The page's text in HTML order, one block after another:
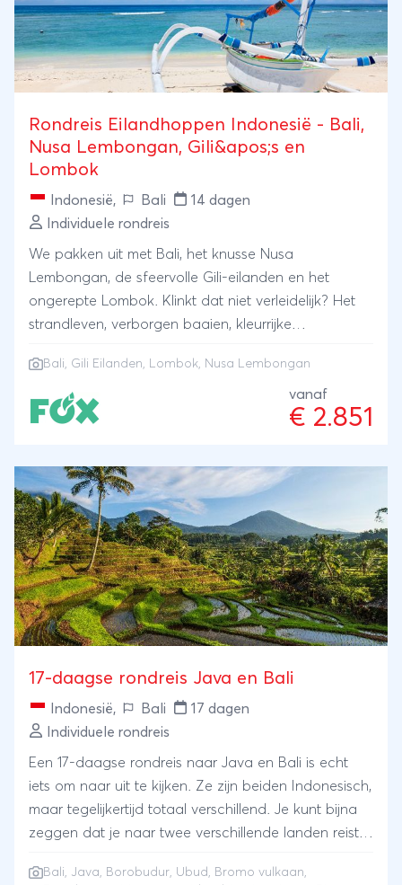
Rondreis Eilandhoppen Indonesië - Bali,
Nusa Lembongan, Gili&apos;s en
Lombok
Indonesië, Bali
14 dagen
Individuele rondreis
We pakken uit met Bali, het knusse Nusa
Lembongan, de sfeervolle Gili-eilanden en het
ongerepte Lombok. Klinkt dat niet verleidelijk? Het
strandleven, verborgen baaien, kleurrijke
wachten op je. Naast afwisselende excursies zoals
een snorkeltrip en boottocht is er voldoende vrije
tijd.
Bali, Gili Eilanden, Lombok, Nusa Lembongan
vanaf
€ 2.851
17-daagse rondreis Java en Bali
Indonesië, Bali
17 dagen
Individuele rondreis
Een 17-daagse rondreis naar Java en Bali is echt
iets om naar uit te kijken. Ze zijn beiden Indonesisch,
maar tegelijkertijd totaal verschillend. Je kunt bijna
zeggen dat je naar twee verschillende landen reist,
alleen alle hoogtepunten van Java en Bali zien,
Bali, Java, Borobudur, Ubud , Bromo vulkaan,